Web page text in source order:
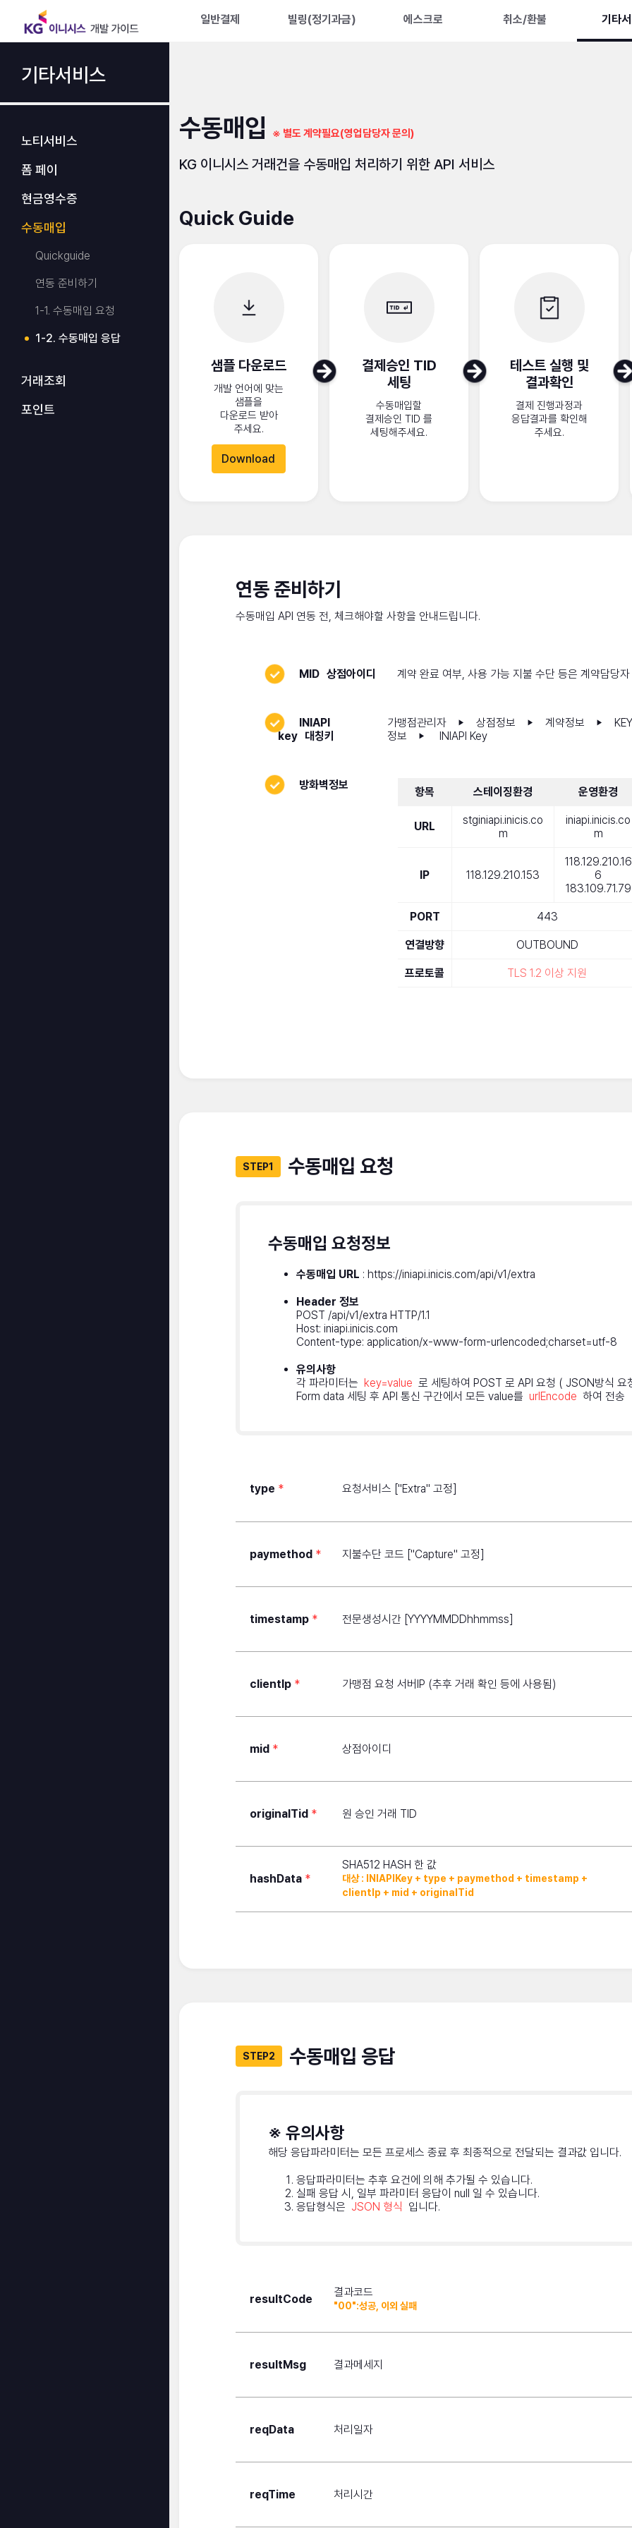
일반결제 빌링(정기과금) 에스크로 취소/환불 기타
기타서비스
노티서비스
폼 페이
현금영수증
수동매입
Quickguide
연동 준비하기
1-1. 수동매입 요청
1-2. 수동매입 응답
거래조회
포인트
수동매입 ※ 별도 계약필요(영업담당자 문의)
KG 이니시스 거래건을 수동매입 처리하기 위한 API 서비스
Quick Guide
샘플 다운로드
개발 언어에 맞는
샘플을
다운로드 받아
주세요.
Download
결제승인 TID
세팅
수동매입할
결제승인 TID 를
세팅해주세요.
테스트 실행 및
결과확인
결제 진행과정과
응답결과를 확인해
주세요.
연동 준비하기
수동매입 API 연동 전, 체크해야할 사항을 안내드립니다.
MID 상점아이디 계약 완료 여부, 사용 가능 지불 수단 등은 계약담당
INIAPI
key 대칭키
가맹점관리자 ▶ 상점정보 ▶ 계약정보 ▶
정보
▶ INIAPI Key
방화벽정보
항목 스테이징환경 운영환경
URL
stginiapi.inicis.co
m
iniapi.inicis.co
m
IP 118.129.210.153
118.129.210.16
6
183.109.71.79
PORT 443
연결방향 OUTBOUND
프로토콜 TLS 1.2 이상 지원
STEP1 수동매입 요청
수동매입 요청정보
수동매입 URL : https://iniapi.inicis.com/api/v1/extra
Header 정보
POST /api/v1/extra HTTP/1.1
Host: iniapi.inicis.com
Content-type: application/x-www-form-urlencoded;charset=utf-8
유의사항
각 파라미터는 key=value 로 세팅하여 POST 로 API 요청 ( JSON방식 요
Form data 세팅 후 API 통신 구간에서 모든 value를 urlEncode 하여 전송
type * 요청서비스 ["Extra" 고정]
paymethod * 지불수단 코드 ["Capture" 고정]
timestamp * 전문생성시간 [YYYYMMDDhhmmss]
clientIp * 가맹점 요청 서버IP (추후 거래 확인 등에 사용됨)
mid * 상점아이디
originalTid * 원 승인 거래 TID
hashData *
SHA512 HASH 한 값
대상 : INIAPIKey + type + paymethod + timestamp +
clientIp + mid + originalTid
STEP2 수동매입 응답
※ 유의사항
해당 응답파라미터는 모든 프로세스 종료 후 최종적으로 전달되는 결과값 입니다.
응답파라미터는 추후 요건에 의해 추가될 수 있습니다.
실패 응답 시, 일부 파라미터 응답이 null 일 수 있습니다.
응답형식은 JSON 형식 입니다.
resultCode
결과코드
"00":성공, 이외 실패
resultMsg 결과메세지
reqData 처리일자
reqTime 처리시간